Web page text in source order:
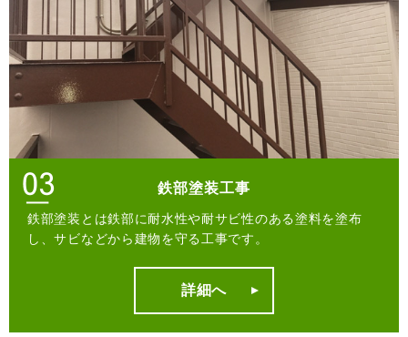
鉄部塗装工事
鉄部塗装とは鉄部に耐水性や耐サビ性のある塗料を塗布
し、サビなどから建物を守る工事です。
詳細へ